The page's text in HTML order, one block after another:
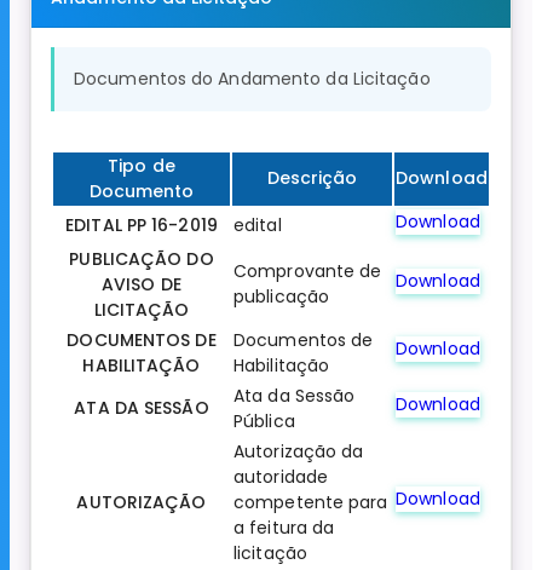
Documentos do Andamento da Licitação
Tipo de
Documento
Descrição
Download
EDITAL PP 16-2019
edital
Download
PUBLICAÇÃO DO
AVISO DE
LICITAÇÃO
Comprovante de
publicação
Download
DOCUMENTOS DE
HABILITAÇÃO
Documentos de
Habilitação
Download
ATA DA SESSÃO
Ata da Sessão
Pública
Download
AUTORIZAÇÃO
Autorização da
autoridade
competente para
a feitura da
licitação
Download